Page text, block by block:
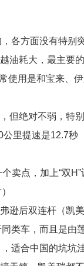
各方面没有特别
油耗大，最主要
使用是和宝来、
但绝对不弱，特
里提速是12.7
卖点，加上“双
逊后双连杆（凯
类车，而且是由
适合中国的坑坑